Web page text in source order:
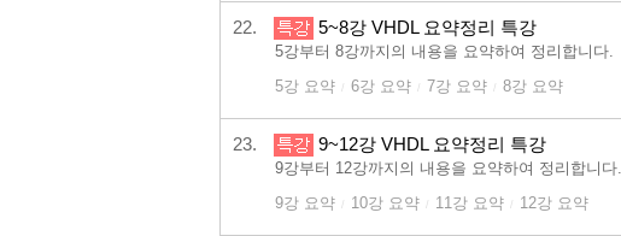
22. 5~8강 VHDL 요약정리 특강
5강부터 8강까지의 내용을 요약하여 정리합니다.
5강 요약
6강 요약 7강 요약 8강 요약
23. 9~12강 VHDL 요약정리 특강
9강부터 12강까지의 내용을 요약하여 정리합니다.
9강 요약
10강 요약 11강 요약 12강 요약